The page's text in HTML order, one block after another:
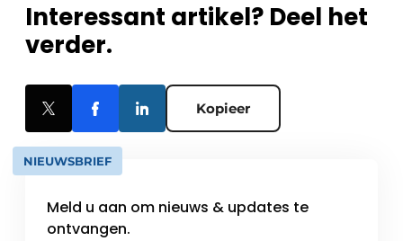
Interessant artikel? Deel het
verder.
Kopieer
NIEUWSBRIEF
Meld u aan om nieuws & updates te
ontvangen.